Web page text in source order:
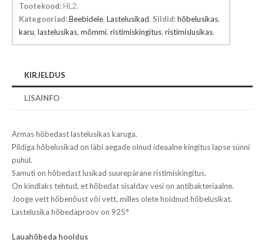
Tootekood: HL2.
Kategooriad:Beebidele, Lastelusikad. Sildid:hõbelusikas,
karu, lastelusikas, mõmmi, ristimiskingitus, ristimislusikas.
KIRJELDUS
LISAINFO
Armas hõbedast lastelusikas karuga.
Pildiga hõbelusikad on läbi aegade olnud ideaalne kingitus lapse sünni
puhul.
Samuti on hõbedast lusikad suurepärane ristimiskingitus.
On kindlaks tehtud, et hõbedat sisaldav vesi on antibakteriaalne.
Jooge vett hõbenõust või vett, milles olete hoidnud hõbelusikat.
Lastelusika hõbedaproov on 925°
Lauahõbeda hooldus